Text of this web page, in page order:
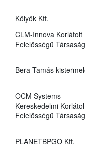
Kölyök Kft.
CLM-Innova Korlátolt
Felelősségű Társaság
Bera Tamás
OCM Systems
Kereskedelmi
Felelősségű Társaság
PLANETBPGO Kft.